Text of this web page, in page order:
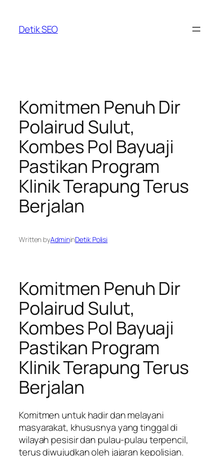
content
Detik SEO
Komitmen Penuh Dir
Polairud Sulut,
Kombes Pol Bayuaji
Pastikan Program
Klinik Terapung Terus
Berjalan
Written byAdmininDetik Polisi
Komitmen Penuh Dir
Polairud Sulut,
Kombes Pol Bayuaji
Pastikan Program
Klinik Terapung Terus
Berjalan
Komitmen untuk hadir dan melayani
masyarakat, khususnya yang tinggal di
wilayah pesisir dan pulau-pulau terpencil,
terus diwujudkan oleh jajaran kepolisian.